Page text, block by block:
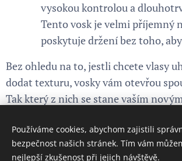
vysokou kontrolou a
Tento vosk je velmi příjemný
poskytuje držení bez toho,
Bez ohledu na to, jestli chcete vlasy
dodat texturu, vosky vám otevřou
Tak který z nich se stane vaším
Share
Používáme cookies, abychom zajistili
bezpečnost našich stránek. Tím vám
nejlepší zkušenost při jejich návštěvě.